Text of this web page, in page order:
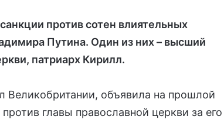
против сотен влиятельных
Путина. Один из них – высший
патриарх Кирилл.
Великобритании, объявила на прошлой
главы православной церкви за его